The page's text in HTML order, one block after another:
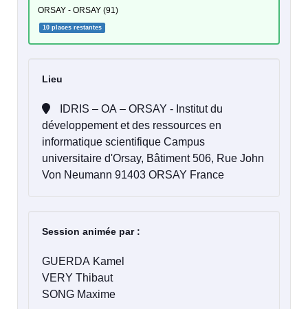
ORSAY - ORSAY (91)
10 places restantes
Lieu
développement et des ressources en
informatique scientifique Campus
universitaire d'Orsay, Bâtiment 506, Rue John
Von Neumann 91403 ORSAY France
Session animée par :
GUERDA Kamel
VERY Thibaut
SONG Maxime